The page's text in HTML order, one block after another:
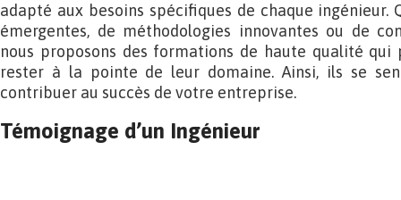
adapté aux besoins spécifiques de chaque ingénieur.
émergentes, de méthodologies innovantes ou de
nous proposons des formations de haute qualité
rester à la pointe de leur domaine. Ainsi, ils se
contribuer au succès de votre entreprise.
Témoignage d’un Ingénieur